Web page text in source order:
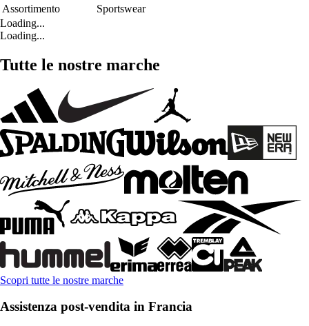
Assortimento
Sportswear
Loading...
Loading...
Tutte le nostre marche
Scopri tutte le nostre marche
Assistenza post-vendita in Francia